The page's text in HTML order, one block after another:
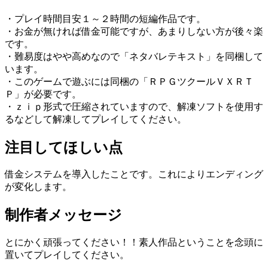
・プレイ時間目安１～２時間の短編作品です。
・お金が無ければ借金可能ですが、あまりしない方が後々楽
です。
・難易度はやや高めなので「ネタバレテキスト」を同梱して
います。
・このゲームで遊ぶには同梱の「ＲＰＧツクールＶＸＲＴ
Ｐ」が必要です。
・ｚｉｐ形式で圧縮されていますので、解凍ソフトを使用す
るなどして解凍してプレイしてください。
注目してほしい点
借金システムを導入したことです。これによりエンディング
が変化します。
制作者メッセージ
とにかく頑張ってください！！素人作品ということを念頭に
置いてプレイしてください。